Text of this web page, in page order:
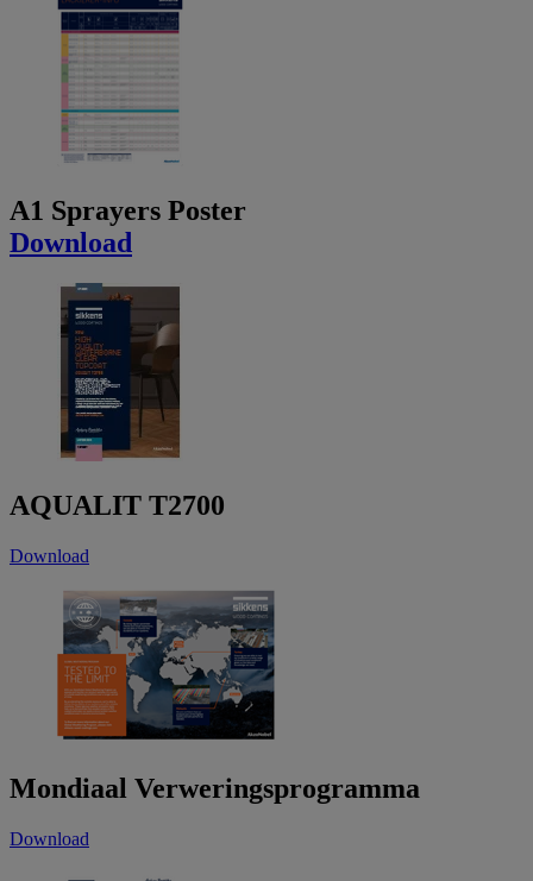
A1 Sprayers Poster
Download
AQUALIT T2700
Download
Mondiaal Verweringsprogramma
Download